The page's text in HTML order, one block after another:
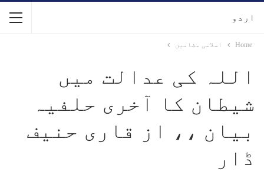
اردو
Home اسلامی مضامین
اللہ کی عدالت میں
شیطان کا آخری حلفیہ
بیان ،، از قاری حنیف
ڈار